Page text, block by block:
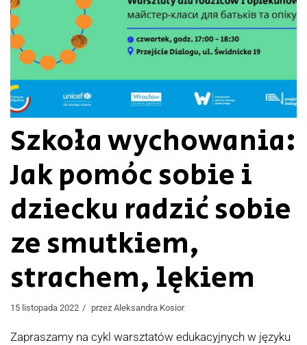
Szkoła wychowania:
Jak pomóc sobie i
dziecku radzić sobie
ze smutkiem,
strachem, lękiem
15 listopada 2022 przez Aleksandra Kosior
Zapraszamy na cykl warsztatów edukacyjnych w języku